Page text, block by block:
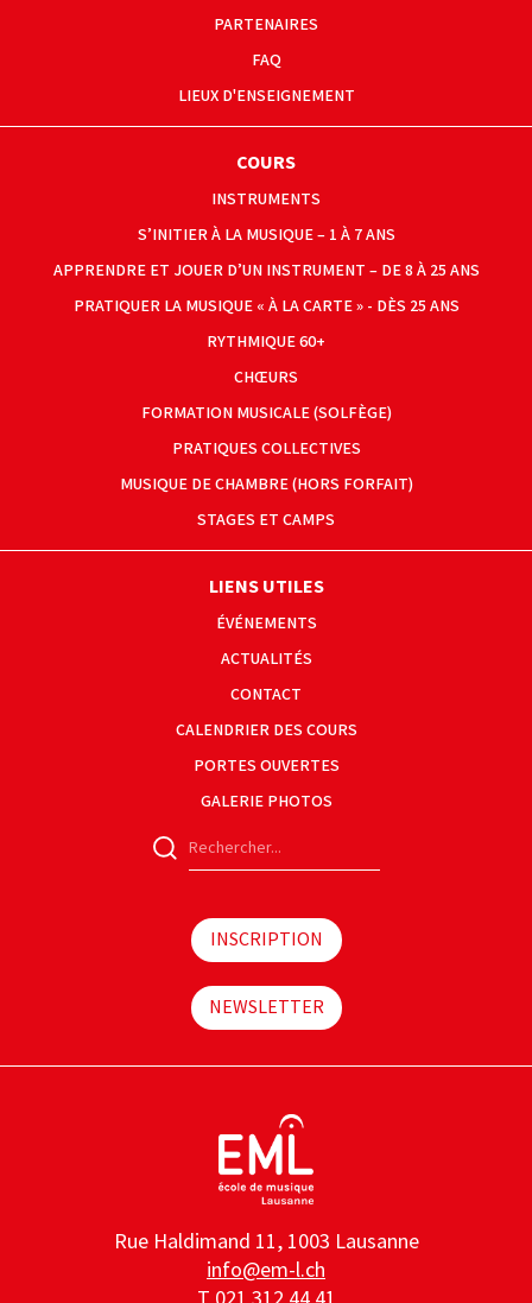
PARTENAIRES
FAQ
LIEUX D'ENSEIGNEMENT
COURS
INSTRUMENTS
S’INITIER À LA MUSIQUE – 1 À 7 ANS
APPRENDRE ET JOUER D’UN INSTRUMENT – DE 8 À 25 ANS
PRATIQUER LA MUSIQUE « À LA CARTE » - DÈS 25 ANS
RYTHMIQUE 60+
CHŒURS
FORMATION MUSICALE (SOLFÈGE)
PRATIQUES COLLECTIVES
MUSIQUE DE CHAMBRE (HORS FORFAIT)
STAGES ET CAMPS
LIENS UTILES
ÉVÉNEMENTS
ACTUALITÉS
CONTACT
CALENDRIER DES COURS
PORTES OUVERTES
GALERIE PHOTOS
INSCRIPTION
NEWSLETTER
Rue Haldimand 11, 1003 Lausanne
info@em-l.ch